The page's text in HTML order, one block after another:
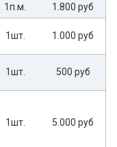
1п.м.
1.800 руб
1шт. 1.000 руб
1шт. 500 руб
1шт. 5.000 руб